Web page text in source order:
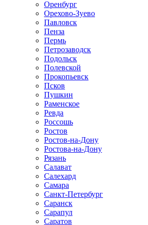
Оренбург
Орехово-Зуево
Павловск
Пенза
Пермь
Петрозаводск
Подольск
Полевской
Прокопьевск
Псков
Пушкин
Раменское
Ревда
Россошь
Ростов
Ростов-на-Дону
Ростова-на-Дону
Рязань
Салават
Салехард
Самара
Санкт-Петербург
Саранск
Сарапул
Саратов